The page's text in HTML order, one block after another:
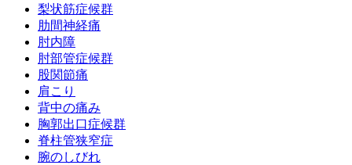
梨状筋症候群
肋間神経痛
肘内障
肘部管症候群
股関節痛
肩こり
背中の痛み
胸郭出口症候群
脊柱管狭窄症
腕のしびれ